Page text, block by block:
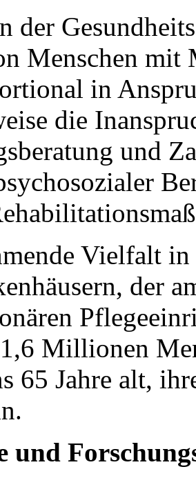
der
Menschen mit
in
die
und
Vielfalt
der
Millionen
65 Jahre alt,
und